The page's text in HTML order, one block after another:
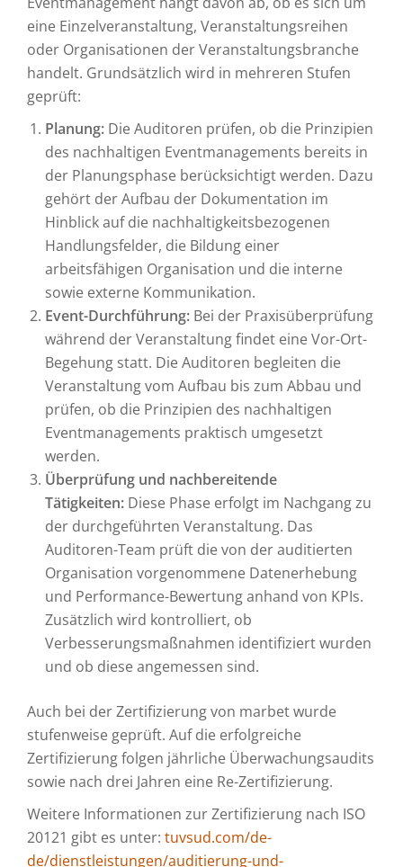
eine Einzelveranstaltung, Veranstaltungsreihen
oder Organisationen der Veranstaltungsbranche
handelt. Grundsätzlich wird in mehreren Stufen
geprüft:
Planung: Die Auditoren prüfen, ob die Prinzipien
des nachhaltigen Eventmanagements bereits in
der Planungsphase berücksichtigt werden. Dazu
gehört der Aufbau der Dokumentation im
Hinblick auf die nachhaltigkeitsbezogenen
Handlungsfelder, die Bildung einer
arbeitsfähigen Organisation und die interne
sowie externe Kommunikation.
Event-Durchführung: Bei der Praxisüberprüfung
während der Veranstaltung findet eine Vor-Ort-
Begehung statt. Die Auditoren begleiten die
Veranstaltung vom Aufbau bis zum Abbau und
prüfen, ob die Prinzipien des nachhaltigen
Eventmanagements praktisch umgesetzt
werden.
Überprüfung und nachbereitende
Tätigkeiten: Diese Phase erfolgt im Nachgang zu
der durchgeführten Veranstaltung. Das
Auditoren-Team prüft die von der auditierten
Organisation vorgenommene Datenerhebung
und Performance-Bewertung anhand von KPIs.
Zusätzlich wird kontrolliert, ob
Verbesserungsmaßnahmen identifiziert wurden
und ob diese angemessen sind.
Auch bei der Zertifizierung von marbet wurde
stufenweise geprüft. Auf die erfolgreiche
Zertifizierung folgen jährliche Überwachungsaudits
sowie nach drei Jahren eine Re-Zertifizierung.
Weitere Informationen zur Zertifizierung nach ISO
20121 gibt es unter: tuvsud.com/de-
de/dienstleistungen/auditierung-und-